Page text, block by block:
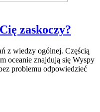
zaskoczy?
z wiedzy ogólnej. Częścią
oceanie znajdują się Wyspy
problemu odpowiedzieć